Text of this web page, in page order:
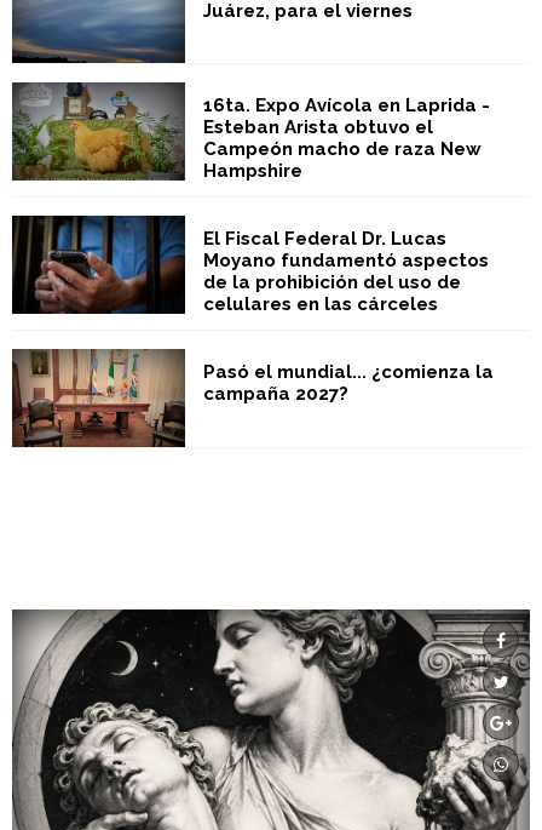
Juárez, para el viernes
16ta. Expo Avícola en Laprida -
Esteban Arista obtuvo el
Campeón macho de raza New
Hampshire
El Fiscal Federal Dr. Lucas
Moyano fundamentó aspectos
de la prohibición del uso de
celulares en las cárceles
Pasó el mundial... ¿comienza la
campaña 2027?